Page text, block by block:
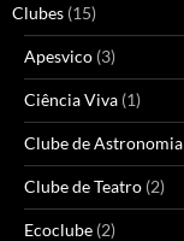
Clubes (15)
Apesvico (3)
Ciência Viva (1)
Clube de Astronomia
Clube de Teatro (2)
Ecoclube (2)